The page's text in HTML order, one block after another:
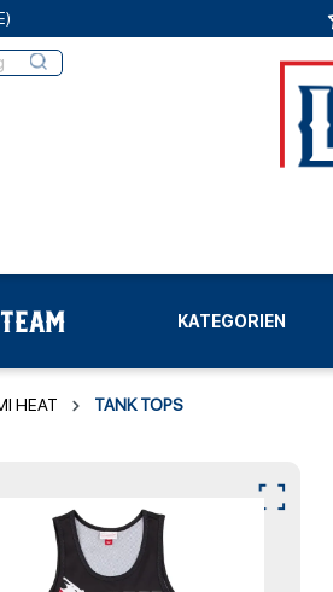
KATEGORIEN
HEAT TANK TOPS